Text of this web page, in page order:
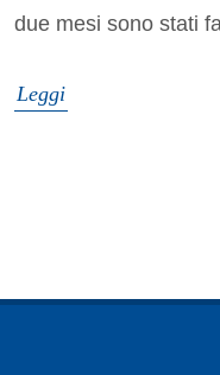
due mesi sono stati
Leggi